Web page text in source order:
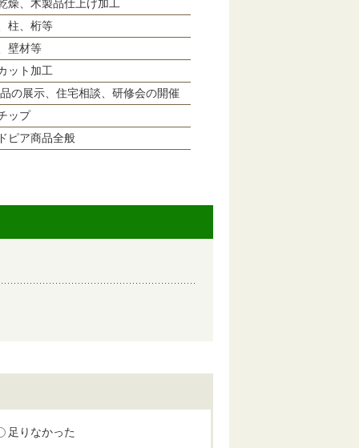
燥、木製品仕上げ加工
柱、桁等
壁材等
ット加工
の展示、住宅相談、研修会の開催
ップ
ピア商品全般
足りなかった